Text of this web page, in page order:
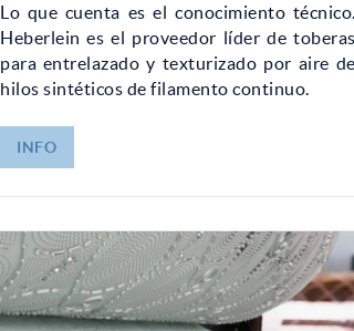
Lo que cuenta es el conocimiento
Heberlein es el proveedor líder de
para entrelazado y texturizado por aire
hilos sintéticos de filamento continuo.
INFO